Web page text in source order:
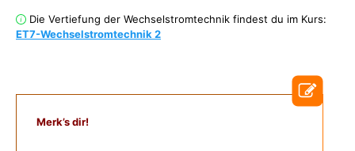
Die Vertiefung der Wechselstromtechnik findest du im Kurs:
ET7-Wechselstromtechnik 2
Merk’s dir!